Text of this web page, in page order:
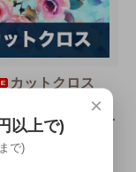
カットクロス
Miller Fabrics
DCX9693-
Delicate Breeze
Aqua
×
以上で)
で)